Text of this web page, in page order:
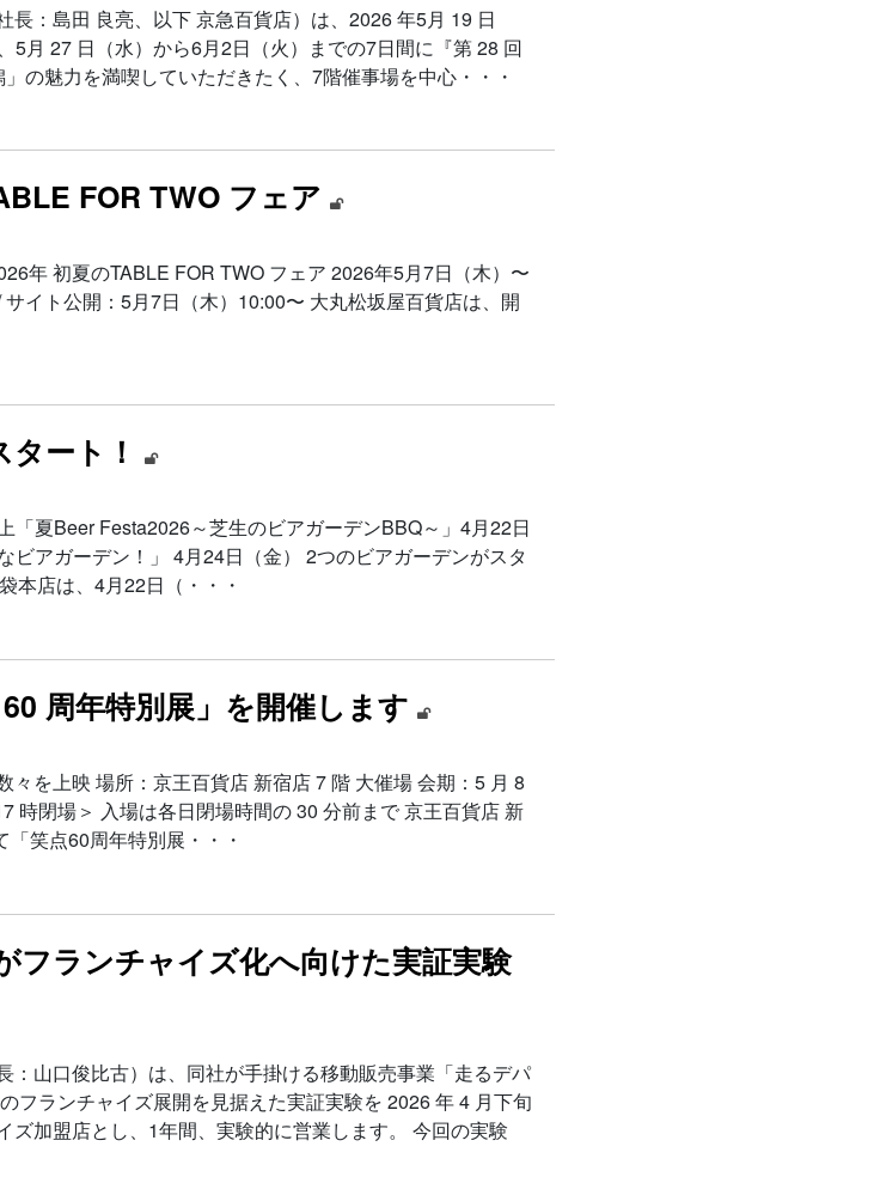
：島田 良亮、以下 京急百貨店）は、2026 年5月 19 日
5月 27 日（水）から6月2日（火）までの7日間に『第 28 回
の魅力を満喫していただきたく、7階催事場を中心・・・
FOR TWO フェア
年 初夏のTABLE FOR TWO フェア 2026年5月7日（木）〜
イト公開：5月7日（木）10:00〜 大丸松坂屋百貨店は、開
ート！
夏Beer Festa2026～芝生のビアガーデンBBQ～」4月22日
ビアガーデン！」 4月24日（金） 2つのビアガーデンがスタ
本店は、4月22日（・・・
周年特別展」を開催します
を上映 場所：京王百貨店 新宿店 7 階 大催場 会期：5 月 8
時閉場＞ 入場は各日閉場時間の 30 分前まで 京王百貨店 新
笑点60周年特別展・・・
フランチャイズ化へ向けた実証実験
山口俊比古）は、同社が手掛ける移動販売事業「走るデパ
フランチャイズ展開を見据えた実証実験を 2026 年 4 月下旬
加盟店とし、1年間、実験的に営業します。 今回の実験